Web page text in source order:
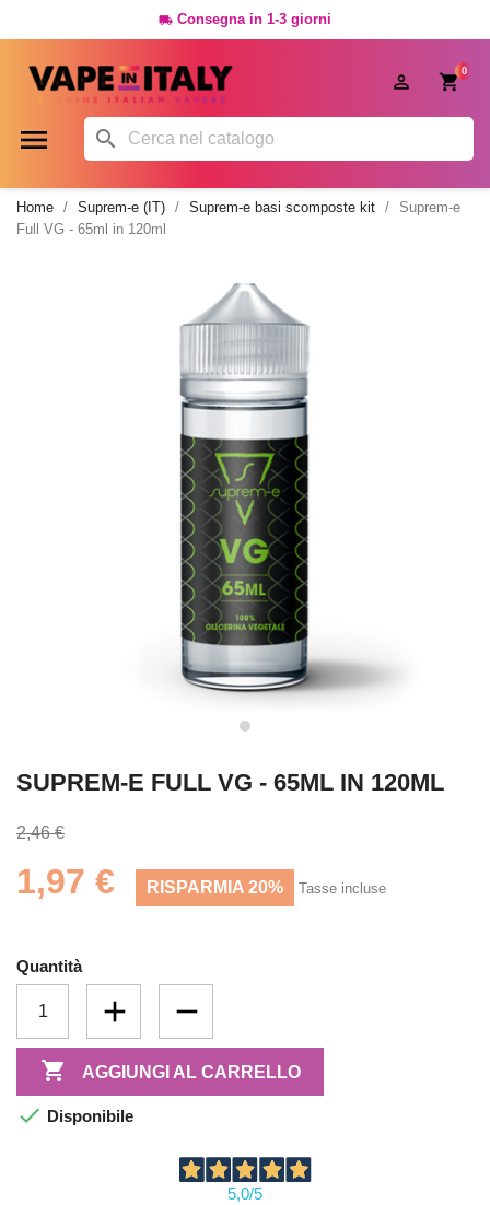
 Consegna in 1-3 giorni
0

 
Home Suprem-e (IT) Suprem-e basi scomposte kit
Suprem-e
Full VG - 65ml in 120ml
SUPREM-E FULL VG - 65ML IN 120ML
2,46 €
1,97 € RISPARMIA 20% Tasse incluse
Quantità
 AGGIUNGI AL CARRELLO
 Disponibile
5,0/5